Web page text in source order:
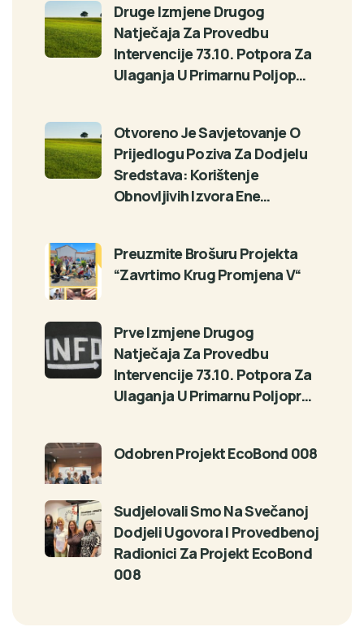
Druge Izmjene Drugog
Natječaja Za Provedbu
Intervencije 73.10. Potpora Za
Ulaganja U Primarnu Poljop…
Otvoreno Je Savjetovanje O
Prijedlogu Poziva Za Dodjelu
Sredstava: Korištenje
Obnovljivih Izvora Ene…
Preuzmite Brošuru Projekta
“Zavrtimo Krug Promjena V“
Prve Izmjene Drugog
Natječaja Za Provedbu
Intervencije 73.10. Potpora Za
Ulaganja U Primarnu Poljopr…
Odobren Projekt EcoBond 008
Sudjelovali Smo Na Svečanoj
Dodjeli Ugovora I Provedbenoj
Radionici Za Projekt EcoBond
008